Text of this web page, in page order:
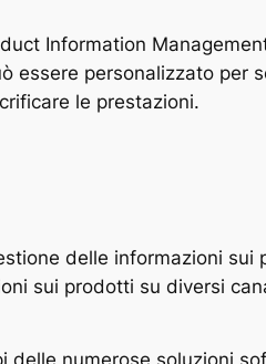
Information
essere personalizzato
le prestazioni.
delle informazioni
sui prodotti su diversi